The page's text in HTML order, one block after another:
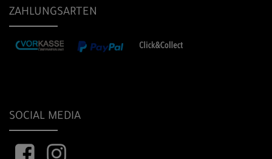
ZAHLUNGSARTEN
SOCIAL MEDIA